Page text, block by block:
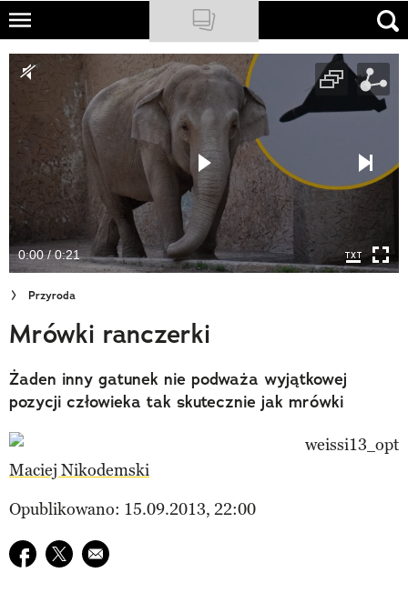
Skip
main
content
NATIONAL GEOGRAPHIC
TRAVELER
PODCASTY
Sklep
Newsletter
Cuda Polski
Wielki Konkurs Fotograficzny
Trendbook Podróżniczy
Polecane
0:00 / 0:21
Przyroda
Mrówki ranczerki
Żaden inny gatunek nie podważa wyjątkowej
pozycji człowieka tak skutecznie jak mrówki
Maciej Nikodemski
Opublikowano: 15.09.2013, 22:00
Udostępnij na facebook
Udostępnij na twitter
E-mail do przyjaciela